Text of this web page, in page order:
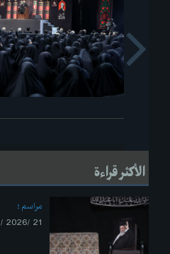
Next
الأكثر قراءة
مراسم
21 /Jun/ 2026